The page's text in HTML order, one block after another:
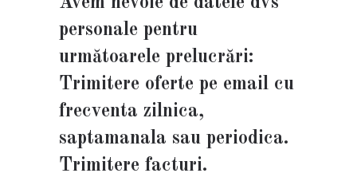
personale pentru
următoarele prelucrări:
Trimitere oferte pe email cu
frecventa zilnica,
saptamanala sau periodica.
Trimitere facturi.